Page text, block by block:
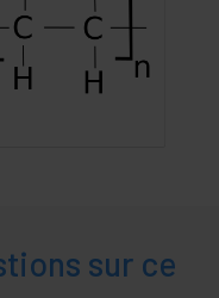
sur ce